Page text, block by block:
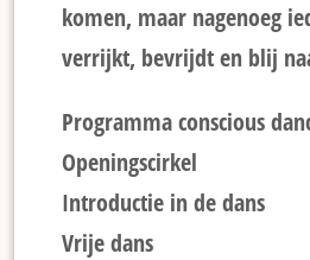
komen, maar nagenoeg
verrijkt, bevrijdt en blij
Programma conscious
Openingscirkel
Introductie in de dans
Vrije dans